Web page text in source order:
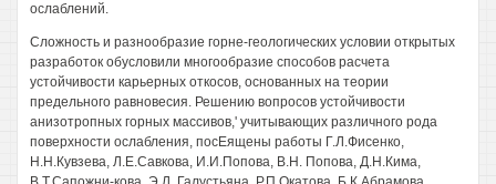
ослаблений.
Сложность и разнообразие горне-геологических условии открытых
разработок обусловили многообразие способов расчета
устойчивости карьерных откосов, основанных на теории
предельного равновесия. Решению вопросов устойчивости
анизотропных горных массивов,' учитывающих различного рода
поверхности ослабления, посЕящены работы Г.Л.Фисенко,
Н.Н.Кувзева, Л.Е.Савкова, И.И.Попова, В.Н. Попова, Д.Н.Кима,